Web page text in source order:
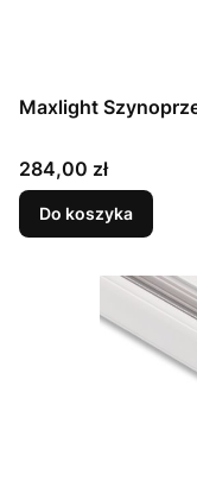
Maxlight
Cena
284,00 zł
Do koszyka